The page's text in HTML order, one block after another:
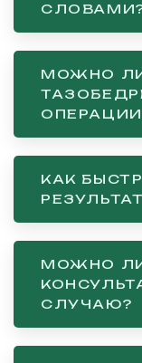
МОЖНО
КАК
МОЖНО
СЛУЧАЮ?